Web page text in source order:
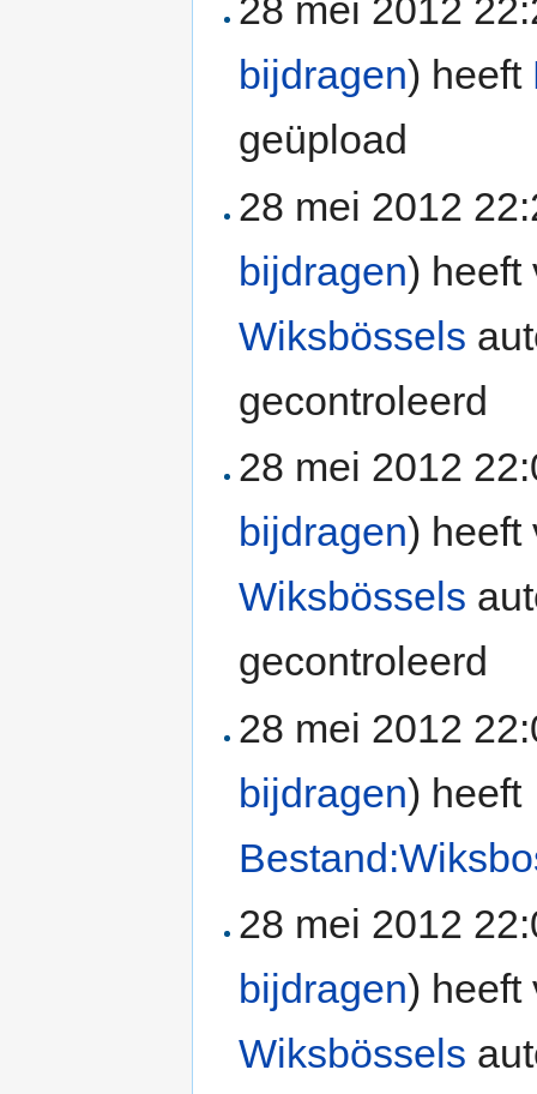
28 mei 2012
bijdragen) heeft
geüpload
28 mei 2012
bijdragen)
Wiksbössels
gecontroleerd
28 mei 2012
bijdragen)
Wiksbössels
gecontroleerd
28 mei 2012
bijdragen) heeft
28 mei 2012
bijdragen)
Wiksbössels